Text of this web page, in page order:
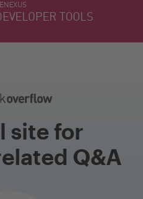
TOOLS
site for
Q&A